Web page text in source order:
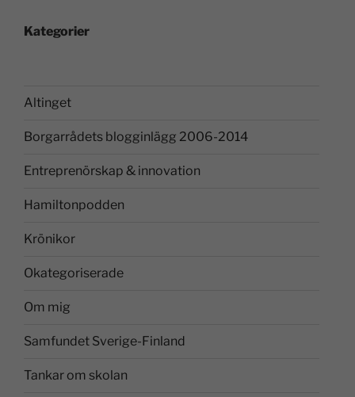
Kategorier
Altinget
Borgarrådets blogginlägg 2006-2014
Entreprenörskap & innovation
Hamiltonpodden
Krönikor
Okategoriserade
Om mig
Samfundet Sverige-Finland
Tankar om skolan